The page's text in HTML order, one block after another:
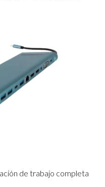
de trabajo completa